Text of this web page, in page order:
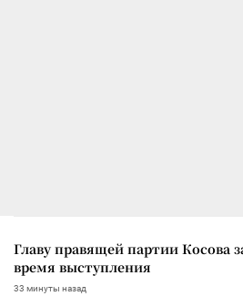
Главу правящей партии Косова
время выступления
33 минуты назад